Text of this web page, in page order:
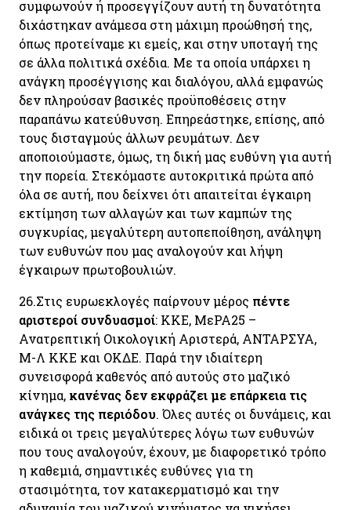
συμφωνούν ή προσεγγίζουν αυτή τη δυνατότητα
διχάστηκαν ανάμεσα στη μάχιμη προώθησή της,
όπως προτείναμε κι εμείς, και στην υποταγή της
σε άλλα πολιτικά σχέδια. Με τα οποία υπάρχει η
ανάγκη προσέγγισης και διαλόγου, αλλά εμφανώς
δεν πληρούσαν βασικές προϋποθέσεις στην
παραπάνω κατεύθυνση. Επηρεάστηκε, επίσης, από
τους δισταγμούς άλλων ρευμάτων. Δεν
αποποιούμαστε, όμως, τη δική μας ευθύνη για αυτή
την πορεία. Στεκόμαστε αυτοκριτικά πρώτα από
όλα σε αυτή, που δείχνει ότι απαιτείται έγκαιρη
εκτίμηση των αλλαγών και των καμπών της
συγκυρίας, μεγαλύτερη αυτοπεποίθηση, ανάληψη
των ευθυνών που μας αναλογούν και λήψη
έγκαιρων πρωτοβουλιών.
26.Στις ευρωεκλογές παίρνουν μέρος πέντε
αριστεροί συνδυασμοί: ΚΚΕ, ΜεΡΑ25 –
Ανατρεπτική Οικολογική Αριστερά, ΑΝΤΑΡΣΥΑ,
Μ-Λ ΚΚΕ και ΟΚΔΕ. Παρά την ιδιαίτερη
συνεισφορά καθενός από αυτούς στο μαζικό
κίνημα, κανένας δεν εκφράζει με επάρκεια τις
ανάγκες της περιόδου. Όλες αυτές οι δυνάμεις, και
ειδικά οι τρεις μεγαλύτερες λόγω των ευθυνών
που τους αναλογούν, έχουν, με διαφορετικό τρόπο
η καθεμιά, σημαντικές ευθύνες για τη
στασιμότητα, τον κατακερματισμό και την